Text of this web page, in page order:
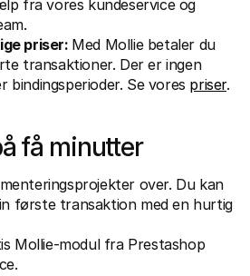
fra vores kundeservice og
priser: Med Mollie betaler du
transaktioner. Der er ingen
bindingsperioder. Se vores priser.
få minutter
over. Du kan
første transaktion med en hurtig
Mollie-modul fra Prestashop